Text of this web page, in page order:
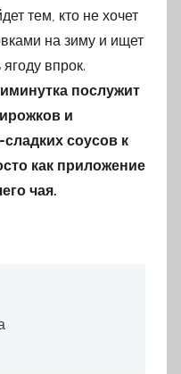
тем, кто не хочет
на зиму и ищет
впрок.
послужит
и
соусов к
как приложение
чая.